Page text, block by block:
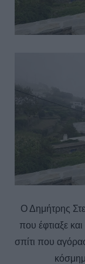
Ο Δημήτρης
που έφτιαξε
σπίτι που